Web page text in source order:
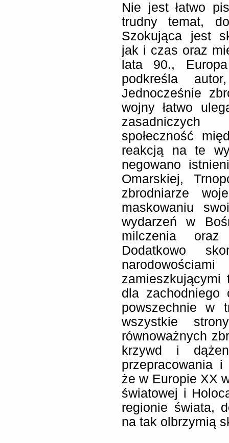
Nie jest łatwo
trudny temat,
Szokująca jest
jak i czas oraz
lata 90.,
podkreśla
Jednocześnie
wojny łatwo
społeczność
reakcją na te
negowano
Omarskiej,
zbrodniarze
maskowaniu
wydarzeń w
milczenia oraz
Dodatkowo
zamieszkującymi
dla zachodniego
powszechnie w
wszystkie
równoważnych
krzywd i
przepracowania
że w Europie XX
światowej i
regionie świata,
na tak olbrzymią